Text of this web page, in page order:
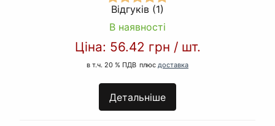
Відгуків (1)
В наявності
Ціна: 56.42 грн / шт.
в т.ч. 20 % ПДВ плюс доставка
Детальніше